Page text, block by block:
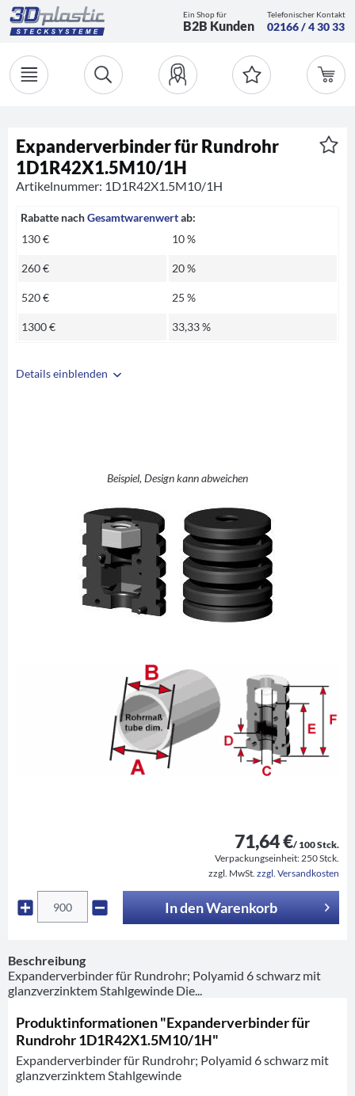
Ein Shop für
B2B Kunden
Telefonischer Kontakt
02166 / 4 30 33
Details einblenden
Beispiel, Design kann abweichen
Expanderverbinder für Rundrohr
1D1R42X1.5M10/1H
Artikelnummer: 1D1R42X1.5M10/1H
Rabatte nachGesamtwarenwertab:
130 €
10 %
260 € 20 %
520 € 25 %
1300 € 33,33 %
71,64 €/ 100 Stck.
Verpackungseinheit: 250 Stck.
zzgl. MwSt. zzgl. Versandkosten
In denWarenkorb
Beschreibung
Expanderverbinder für Rundrohr; Polyamid 6 schwarz mit
glanzverzinktem Stahlgewinde Die...
Produktinformationen "Expanderverbinder für
Rundrohr 1D1R42X1.5M10/1H"
Expanderverbinder für Rundrohr; Polyamid 6 schwarz mit
glanzverzinktem Stahlgewinde